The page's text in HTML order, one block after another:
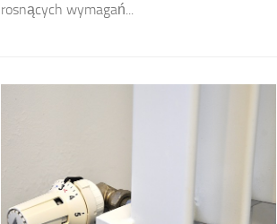
rosnących wymagań...